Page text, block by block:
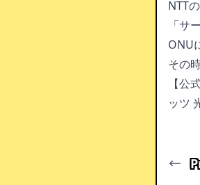
NTT
「サ
ONU
その
【
ッツ